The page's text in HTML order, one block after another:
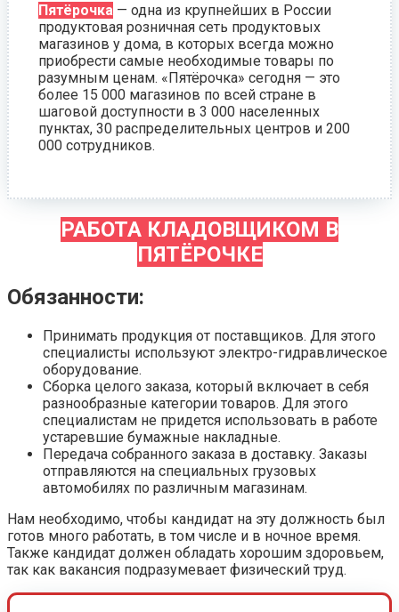
Пятёрочка — одна из крупнейших в России
продуктовая розничная сеть продуктовых
магазинов у дома, в которых всегда можно
приобрести самые необходимые товары по
разумным ценам. «Пятёрочка» сегодня — это
более 15 000 магазинов по всей стране в
шаговой доступности в 3 000 населенных
пунктах, 30 распределительных центров и 200
000 сотрудников.
РАБОТА КЛАДОВЩИКОМ В
ПЯТЁРОЧКЕ
Обязанности:
Принимать продукция от поставщиков. Для этого
специалисты используют электро-гидравлическое
оборудование.
Сборка целого заказа, который включает в себя
разнообразные категории товаров. Для этого
специалистам не придется использовать в работе
устаревшие бумажные накладные.
Передача собранного заказа в доставку. Заказы
отправляются на специальных грузовых
автомобилях по различным магазинам.
Нам необходимо, чтобы кандидат на эту должность был
готов много работать, в том числе и в ночное время.
Также кандидат должен обладать хорошим здоровьем,
так как вакансия подразумевает физический труд.